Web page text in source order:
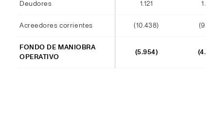
Deudores 1.121 1.012
Acreedores corrientes (10.438)
FONDO DE MANIOBRA
OPERATIVO
(5.954)